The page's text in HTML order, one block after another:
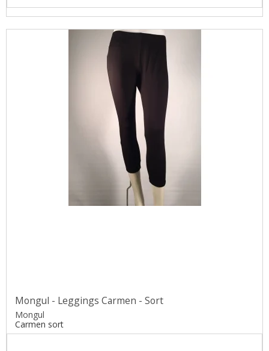
Mongul - Leggings Carmen - Sort
Mongul
Carmen sort